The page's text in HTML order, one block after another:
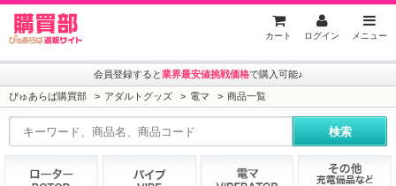
カート ログイン メニュー
会員登録すると業界最安値挑戦価格で購入可能♪
ぴゅあらば購買部 アダルトグッズ 電マ 商品一覧